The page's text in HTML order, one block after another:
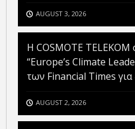
AUGUST 3, 2026
Η COSMOTE TELEKOM
“Europe’s Climate
των Financial Times
AUGUST 2, 2026